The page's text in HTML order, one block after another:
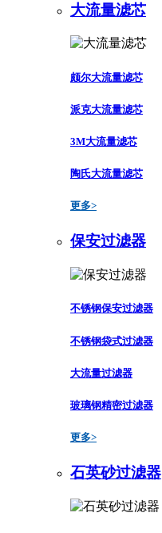
大流量滤芯
颇尔大流量滤芯
派克大流量滤芯
3M大流量滤芯
陶氏大流量滤芯
更多>
保安过滤器
不锈钢保安过滤器
不锈钢袋式过滤器
大流量过滤器
玻璃钢精密过滤器
更多>
石英砂过滤器